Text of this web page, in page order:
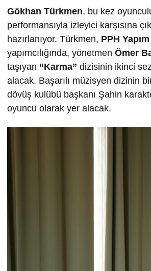
Gökhan Türkmen, bu kez
performansıyla izleyici karşısına
hazırlanıyor. Türkmen, PPH Yapım
yapımcılığında, yönetmen Ömer
taşıyan “Karma” dizisinin ikinci
alacak. Başarılı müzisyen dizinin
dövüş kulübü başkanı Şahin
oyuncu olarak yer alacak.